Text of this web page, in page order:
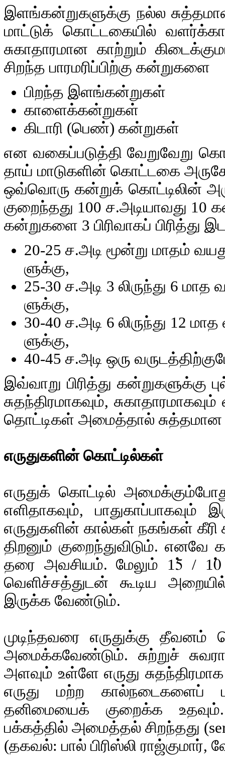
இளங்கன்றுகளுக்கு நல்ல
மாட்டுக் கொட்டகையில்
சுகாதாரமான காற்றும்
சிறந்த பாரமரிப்பிற்கு கன்றுகளை
பிறந்த இளங்கன்றுகள்
காளைக்கன்றுகள்
கிடாரி (பெண்) கன்றுகள்
என வகைப்படுத்தி வேறுவேறு
தாய் மாடுகளின் கொட்டகை
ஒவ்வொரு கன்றுக் கொட்டிலின்
குறைந்தது 100 ச.அடியாவது 10
கன்றுகளை 3 பிரிவாகப்
20-25 ச.அடி மூன்று மாதம்
ளுக்கு,
25-30 ச.அடி 3 லிருந்து 6
ளுக்கு,
30-40 ச.அடி 6 லிருந்து 12
ளுக்கு,
40-45 ச.அடி ஒரு
இவ்வாறு பிரித்து கன்றுகளுக்கு
சுதந்திரமாகவும்,
தொட்டிகள் அமைத்தால் சுத்தமான
எருதுகளின் கொட்டில்கள்
எருதுக் கொட்டில்
எளிதாகவும்,
எருதுகளின் கால்கள் நகங்கள்
திறனும் குறைந்துவிடும்.
தரை அவசியம். மேலும் 15் /
வெளிச்சத்துடன் கூடிய
இருக்க வேண்டும்.
முடிந்தவரை எருதுக்கு தீவனம்
அமைக்கவேண்டும். சுற்றுச்
அளவும் உள்ளே எருது
எருது மற்ற
தனிமையைக் குறைக்க உதவும்.
பக்கத்தில் அமைத்தல் சிறந்தது
(தகவல்: பால் பிரிஸ்லி